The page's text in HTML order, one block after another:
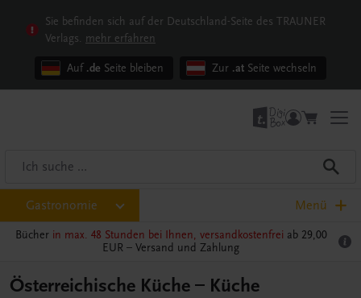
Sie befinden sich auf der Deutschland-Seite des TRAUNER
Verlags. mehr erfahren
Auf .de Seite bleiben Zur .at Seite wechseln
Gastronomie Menü
Bücher in max. 48 Stunden bei Ihnen, versandkostenfrei ab 29,00
EUR – Versand und Zahlung
Österreichische Küche – Küche